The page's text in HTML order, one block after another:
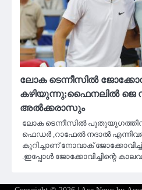
ലോക ടെന്നീസിൽ
കഴിയുന്നു;ഫൈനലിൽ ജെ
അല്‍ക്കരാസും
ലോക ടെന്നീസിൽ
ഫെഡർ ,റാഫേൽ നദാൽ
കുറിച്ചാണ് നോവാക്
.ഇപ്പോൾ ജോക്കോവിച്ചിന്റെ